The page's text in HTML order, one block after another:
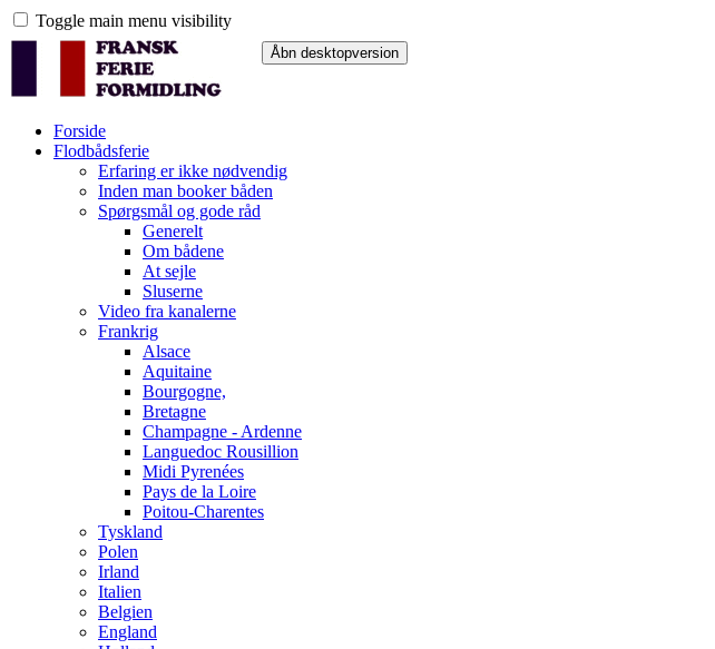
Toggle main menu visibility
Forside
Flodbådsferie
Erfaring er ikke nødvendig
Inden man booker båden
Spørgsmål og gode råd
Generelt
Om bådene
At sejle
Sluserne
Video fra kanalerne
Frankrig
Alsace
Aquitaine
Bourgogne,
Bretagne
Champagne - Ardenne
Languedoc Rousillion
Midi Pyrenées
Pays de la Loire
Poitou-Charentes
Tyskland
Polen
Irland
Italien
Belgien
England